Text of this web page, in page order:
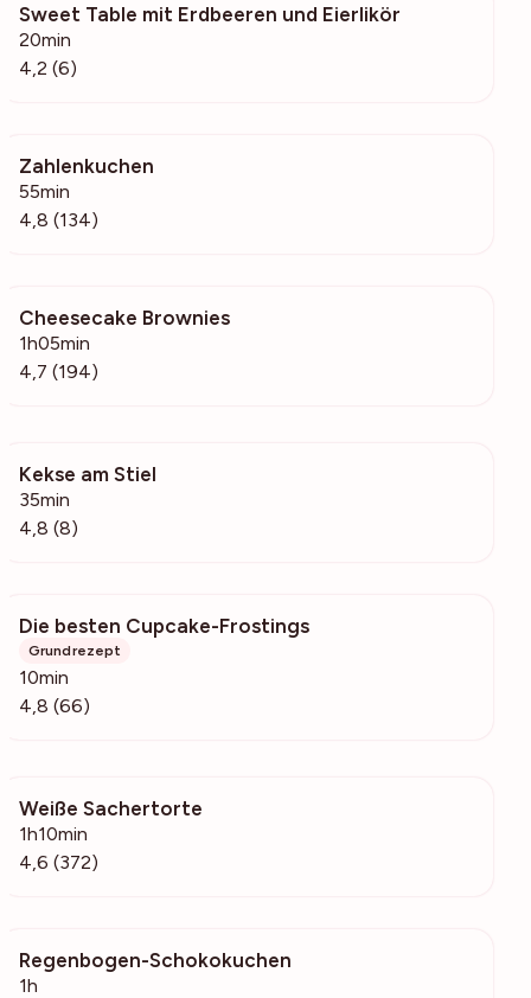
Sweet Table mit Erdbeeren und Eierlikör
20min
4,2 (6)
Zahlenkuchen
55min
4,8 (134)
Cheesecake Brownies
1h05min
4,7 (194)
Kekse am Stiel
35min
4,8 (8)
Die besten Cupcake-Frostings
Grundrezept
10min
4,8 (66)
Weiße Sachertorte
1h10min
4,6 (372)
Regenbogen-Schokokuchen
1h